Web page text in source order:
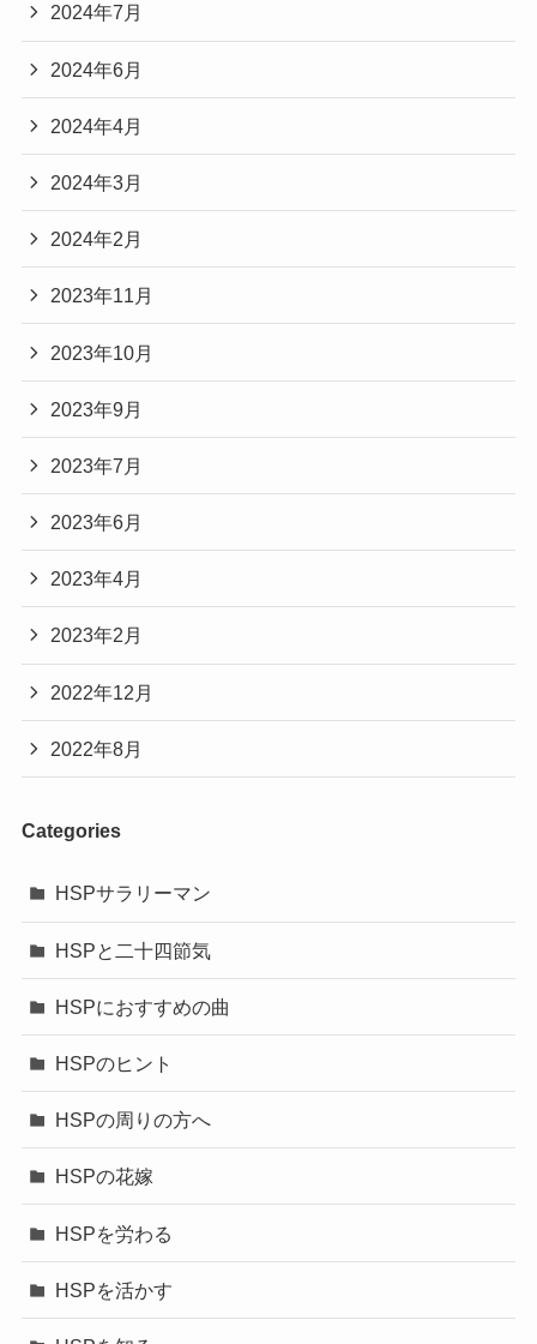
2024年7月
2024年6月
2024年4月
2024年3月
2024年2月
2023年11月
2023年10月
2023年9月
2023年7月
2023年6月
2023年4月
2023年2月
2022年12月
2022年8月
Categories
HSPサラリーマン
HSPと二十四節気
HSPにおすすめの曲
HSPのヒント
HSPの周りの方へ
HSPの花嫁
HSPを労わる
HSPを活かす